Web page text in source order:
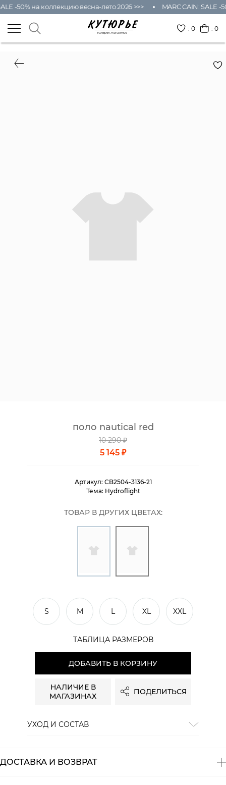
-50% на коллекцию весна-лето 2026 >>> MARC CAIN: SALE
:0 : 0
поло nautical red
10 290 ₽
5 145 ₽
Артикул: CB2504-3136-21
Тема: Hydroflight
ТОВАР В ДРУГИХ ЦВЕТАХ:
S M L XL XXL
ТАБЛИЦА РАЗМЕРОВ
ДОБАВИТЬ В КОРЗИНУ
НАЛИЧИЕ В
МАГАЗИНАХ
ПОДЕЛИТЬСЯ
УХОД И СОСТАВ
ДОСТАВКА И ВОЗВРАТ